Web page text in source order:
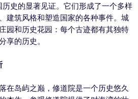
史的显著见证。它们形成了一个多样
建筑风格和塑造国家的各种事件。城
园和历史花园：每个古迹都有其独特
享的历史。
在岛屿之巅，修道院是一个历史悠久